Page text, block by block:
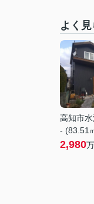
よく
高知市
- (83.51
2,980